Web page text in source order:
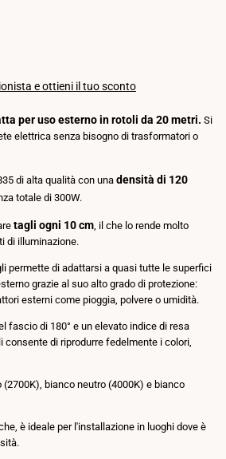
e ottieni il tuo sconto
per uso esterno in rotoli da 20 metri. Si
elettrica senza bisogno di trasformatori o
di alta qualità con una densità di 120
totale di 300W.
tagli ogni 10 cm , il che lo rende molto
di illuminazione.
permette di adattarsi a quasi tutte le superfici
grazie al suo alto grado di protezione:
esterni come pioggia, polvere o umidità.
fascio di 180° e un elevato indice di resa
consente di riprodurre fedelmente i colori,
bianco neutro (4000K) e bianco
è ideale per l'installazione in luoghi dove è